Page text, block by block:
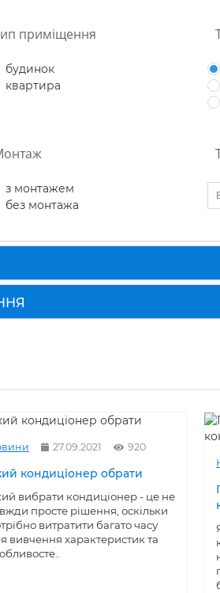
приміщення
будинок
квартира
з монтажем
без монтажа
27.09.2021 920
кондиціонер обрати
вибрати кондиціонер - це не
просте рішення, оскільки
витратити багато часу
вивчення характеристик та